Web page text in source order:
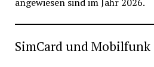
SimCard und Mobilfunk